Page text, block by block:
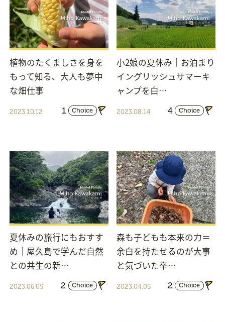
植物のたくましさを身を
もって知る、大人も夢中
な畑仕事
2023.10.12 1 Choice
小2娘の夏休み｜お泊まり
イングリッシュサマーキ
ャンプを白…
2023.08.14 4 Choice
夏休みの旅行にもおすす
め｜屋久島で学んだ自然
との共生の新…
2023.06.05 2 Choice
森も子どもも本来の力＝
余白を持たせるのが大事
と気づいた卒…
2023.04.05 2 Choice